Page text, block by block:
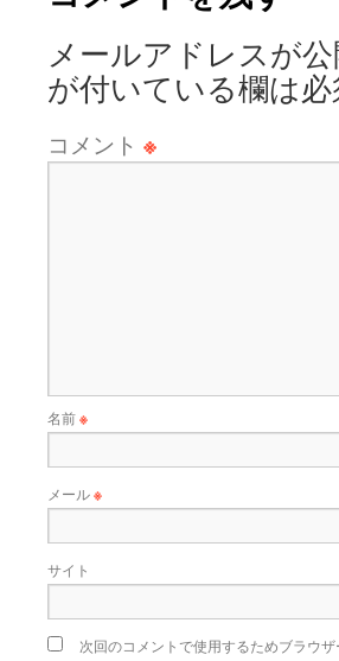
メールアドレスが
が付いている欄は
コメント ※
名前※
メール※
サイト
次回のコメントで使用するためブラウ